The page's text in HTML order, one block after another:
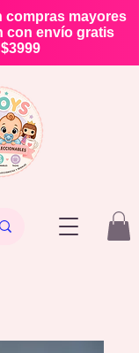
compras mayores
con envío gratis